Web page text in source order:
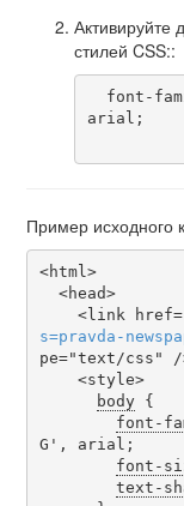
стилей CSS::
arial;
Пример исходного
<html>
<link
s=pravda-
pe="text/css" /
body {
font-
G', arial;
font-
text-